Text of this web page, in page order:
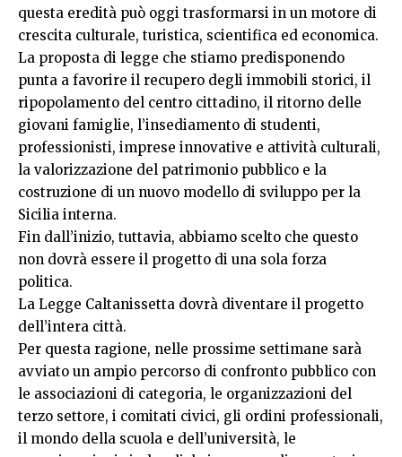
questa eredità può oggi trasformarsi in un motore di
crescita culturale, turistica, scientifica ed economica.
La proposta di legge che stiamo predisponendo
punta a favorire il recupero degli immobili storici, il
ripopolamento del centro cittadino, il ritorno delle
giovani famiglie, l’insediamento di studenti,
professionisti, imprese innovative e attività culturali,
la valorizzazione del patrimonio pubblico e la
costruzione di un nuovo modello di sviluppo per la
Sicilia interna.
Fin dall’inizio, tuttavia, abbiamo scelto che questo
non dovrà essere il progetto di una sola forza
politica.
La Legge Caltanissetta dovrà diventare il progetto
dell’intera città.
Per questa ragione, nelle prossime settimane sarà
avviato un ampio percorso di confronto pubblico con
le associazioni di categoria, le organizzazioni del
terzo settore, i comitati civici, gli ordini professionali,
il mondo della scuola e dell’università, le